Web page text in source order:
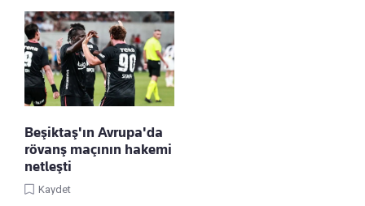
Beşiktaş'ın Avrupa'da
rövanş maçının hakemi
netleşti
Kaydet